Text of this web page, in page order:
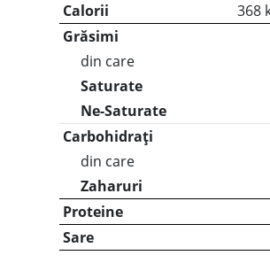
Calorii
368
Grăsimi
din care
Saturate
Ne-Saturate
Carbohidrați
din care
Zaharuri
Proteine
Sare